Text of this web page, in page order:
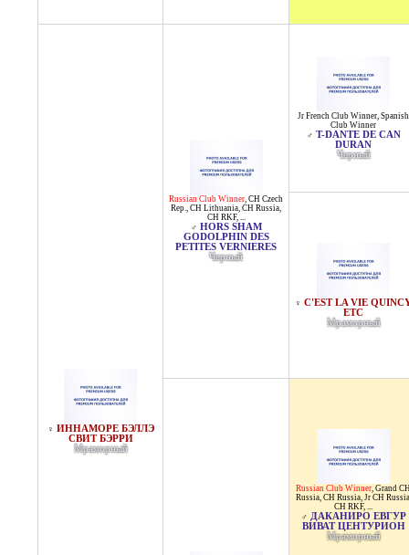
♀ ИННАМОРЕ БЭЛЛЭ
СВИТ БЭРРИ
Мраморный
Russian Club Winner, CH Czech
Rep., CH Lithuania, CH Russia,
CH RKF, ...
♂ HORS SHAM
GODOLPHIN DES
PETITES VERNIERES
Черный
Jr French Club Winner, Spanish
Club Winner
♂ T-DANTE DE CAN
DURAN
Черный
♀ C'EST LA VIE
ETC
Мраморный
Russian Club Winner, Grand
Russia, CH Russia, Jr CH Russia
CH RKF, ...
♂ ДАКАНИРО ЕВГУР
ВИВАТ ЦЕНТУРИОН
Мраморный